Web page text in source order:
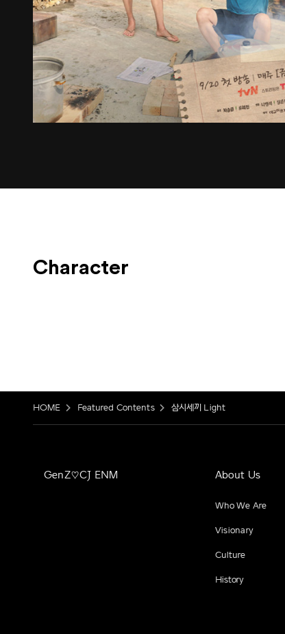
Character
HOME Featured Contents 삼시세끼 Light
GenZ♡CJ ENM About Us
Who We Are
Visionary
Culture
History